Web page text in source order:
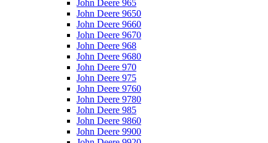
John Deere 965
John Deere 9650
John Deere 9660
John Deere 9670
John Deere 968
John Deere 9680
John Deere 970
John Deere 975
John Deere 9760
John Deere 9780
John Deere 985
John Deere 9860
John Deere 9900